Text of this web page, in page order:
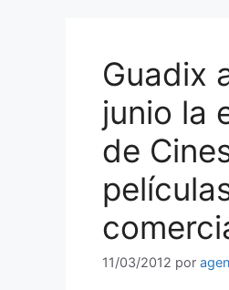
Guadix
junio la
de
11/03/2012 por